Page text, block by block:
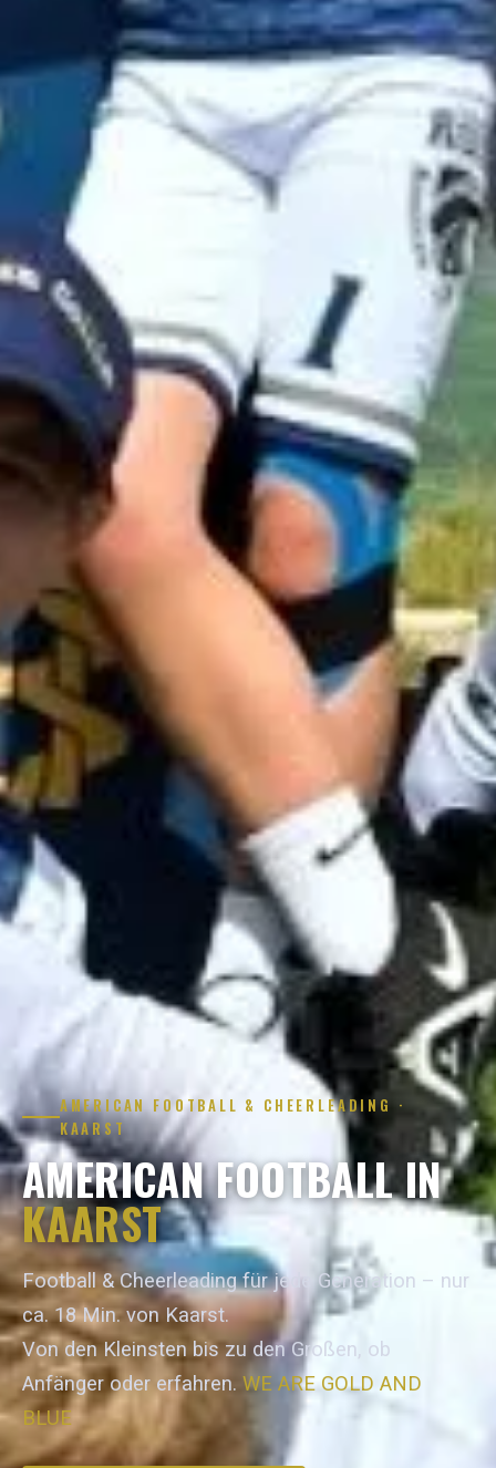
AMERICAN FOOTBALL & CHEERLEADING ·
KAARST
AMERICAN FOOTBALL IN
KAARST
Football & Cheerleading für jede Generation – nur
ca. 18 Min. von Kaarst.
Von den Kleinsten bis zu den Großen, ob
Anfänger oder erfahren. WE ARE GOLD AND
BLUE